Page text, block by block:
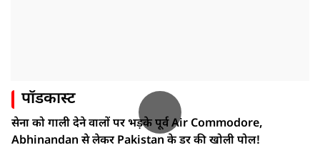
पॉडकास्ट
सेना को गाली देने वालों पर भड़के पूर्व Air Commodore,
Abhinandan से लेकर Pakistan के डर की खोली पोल!